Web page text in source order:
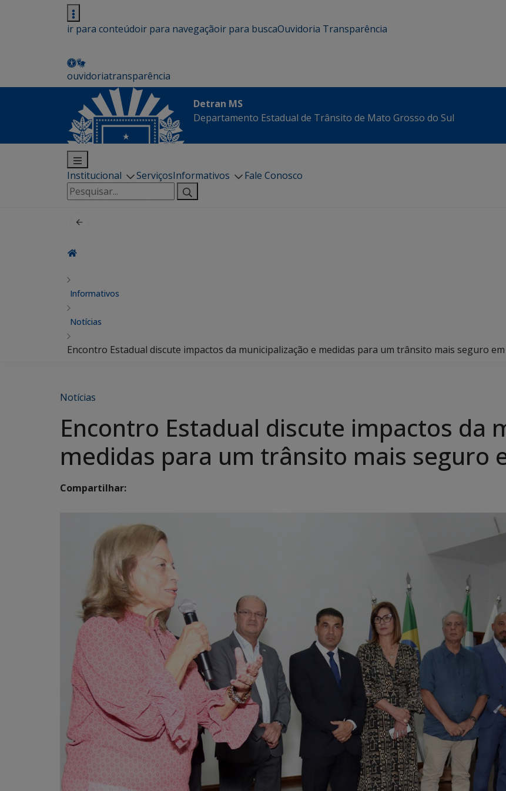
ir para conteúdoir para navegaçãoir para buscaOuvidoria Transparência
ouvidoriatransparência
Detran MS
Departamento Estadual de Trânsito de Mato Grosso do Sul
Institucional ServiçosInformativos
Fale Conosco
Pesquisar
por:
Informativos
Notícias
Encontro Estadual discute impactos da municipalização e medidas para um trânsito mais seguro em
Notícias
Encontro Estadual discute impactos da
medidas para um trânsito mais seguro
Compartilhar: